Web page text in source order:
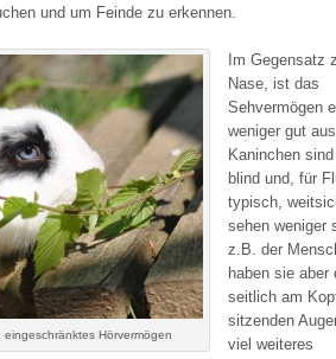
und um Feinde zu erkennen.
Hörvermögen
Im Gegensatz
Nase, ist das
Sehvermögen
weniger gut
Kaninchen
blind und, für
typisch,
sehen weniger
z.B. der
haben sie aber
seitlich am
sitzenden
viel weiteres